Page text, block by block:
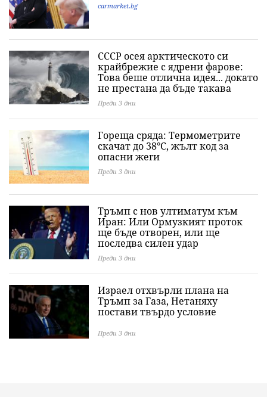
carmarket.bg
СССР осея арктическото си
крайбрежие с ядрени фарове:
Това беше отлична идея... докато
не престана да бъде такава
Преди 3 дни
Гореща сряда: Термометрите
скачат до 38°C, жълт код за
опасни жеги
Преди 3 дни
Тръмп с нов ултиматум към
Иран: Или Ормузкият проток
ще бъде отворен, или ще
последва силен удар
Преди 3 дни
Израел отхвърли плана на
Тръмп за Газа, Нетаняху
постави твърдо условие
Преди 3 дни